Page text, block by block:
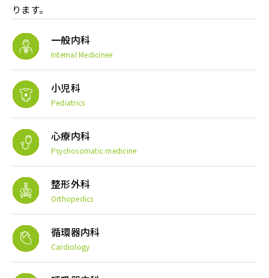
ります。
一般内科
Internal Medicinee
小児科
Pediatrics
心療内科
Psychosomatic medicine
整形外科
Orthopedics
循環器内科
Cardiology